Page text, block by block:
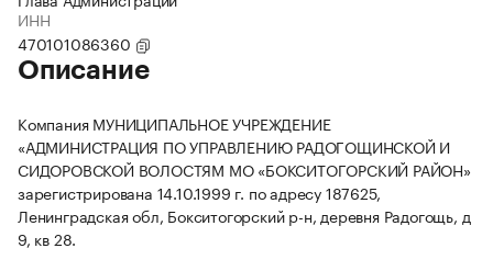
ИНН
470101086360
Описание
Компания МУНИЦИПАЛЬНОЕ УЧРЕЖДЕНИЕ
«АДМИНИСТРАЦИЯ ПО УПРАВЛЕНИЮ РАДОГОЩИНСКОЙ И
СИДОРОВСКОЙ ВОЛОСТЯМ МО «БОКСИТОГОРСКИЙ РАЙОН»
зарегистрирована 14.10.1999 г. по адресу 187625,
Ленинградская обл, Бокситогорский р-н, деревня Радогощь, д
9, кв 28.